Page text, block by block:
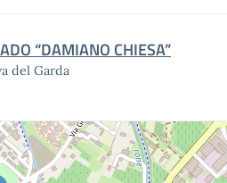
“DAMIANO CHIESA”
del Garda